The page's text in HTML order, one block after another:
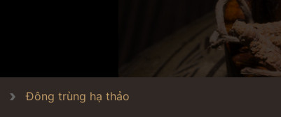
Đông trùng hạ thảo